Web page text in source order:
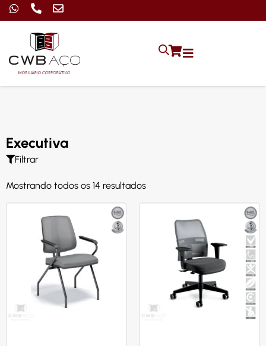
Executiva
Filtrar
Mostrando todos os 14 resultados